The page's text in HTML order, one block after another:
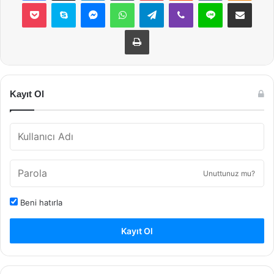
Pocket Skype MessengerWhatsAppTelegramViber Line E-Posta ile
Yazdır
Kayıt Ol
Unuttunuz mu?
Beni hatırla
Kayıt Ol